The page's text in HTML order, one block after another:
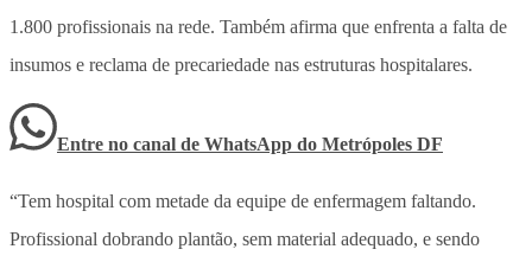
1.800 profissionais na rede. Também afirma que enfrenta a falta de
insumos e reclama de precariedade nas estruturas hospitalares.
Entre no canal de WhatsApp do Metrópoles DF
“Tem hospital com metade da equipe de enfermagem faltando.
Profissional dobrando plantão, sem material adequado, e sendo